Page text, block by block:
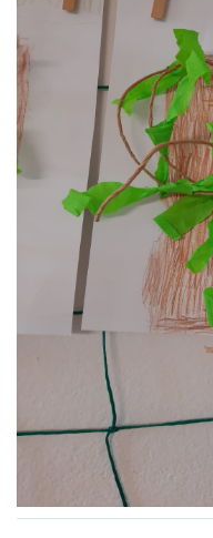
DĚJINY VÝTVARNÉHO
NOVINKY ZE ŠKOLSTVÍ
ROČNÍ PLÁN -
VZDĚLÁVACÍ BLOK ZÁŘÍ
VZDĚLÁVACÍ BLOK ŘÍJEN
VZDĚLÁVACÍ BLOK
VZDĚLÁVACÍ BLOK
VZDĚLÁVACÍ BLOK LEDEN